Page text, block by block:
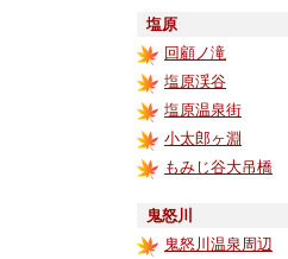
塩原
回顧ノ滝
塩原渓谷
塩原温泉街
小太郎ヶ淵
もみじ谷大吊橋
鬼怒川
鬼怒川温泉周辺